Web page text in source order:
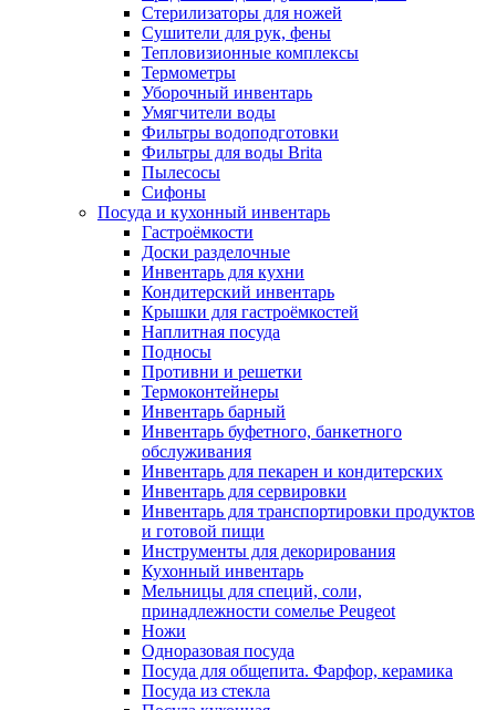
Стерилизаторы для ножей
Сушители для рук, фены
Тепловизионные комплексы
Термометры
Уборочный инвентарь
Умягчители воды
Фильтры водоподготовки
Фильтры для воды Brita
Пылесосы
Сифоны
Посуда и кухонный инвентарь
Гастроёмкости
Доски разделочные
Инвентарь для кухни
Кондитерский инвентарь
Крышки для гастроёмкостей
Наплитная посуда
Подносы
Противни и решетки
Термоконтейнеры
Инвентарь барный
Инвентарь буфетного, банкетного
обслуживания
Инвентарь для пекарен и кондитерских
Инвентарь для сервировки
Инвентарь для транспортировки продуктов
и готовой пищи
Инструменты для декорирования
Кухонный инвентарь
Мельницы для специй, соли,
принадлежности сомелье Peugeot
Ножи
Одноразовая посуда
Посуда для общепита. Фарфор, керамика
Посуда из стекла